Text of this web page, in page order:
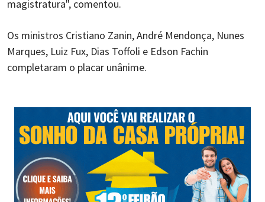
magistratura", comentou.
Os ministros Cristiano Zanin, André Mendonça, Nunes
Marques, Luiz Fux, Dias Toffoli e Edson Fachin
completaram o placar unânime.